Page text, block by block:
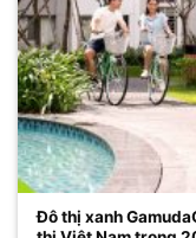
Đô thị xanh